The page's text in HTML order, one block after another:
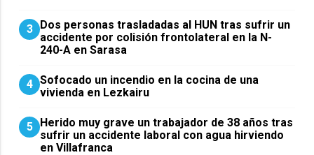
3 ​Dos personas trasladadas al HUN tras sufrir un
accidente por colisión frontolateral en la N-
240-A en Sarasa
4 Sofocado un incendio en la cocina de una
vivienda en Lezkairu
5 Herido muy grave un trabajador de 38 años tras
sufrir un accidente laboral con agua hirviendo
en Villafranca